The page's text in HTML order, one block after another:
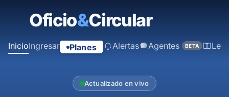
principal
InicioIngresar Planes Alertas Agentes BETA
Actualizado en vivo